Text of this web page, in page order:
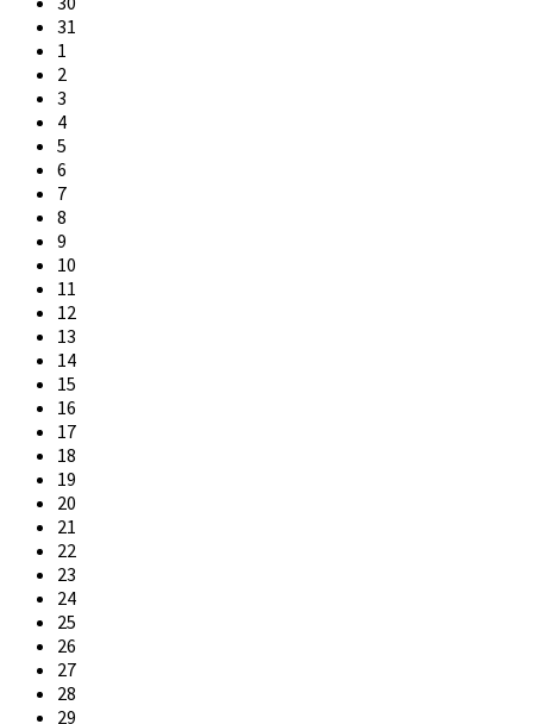
31
1
2
3
4
5
6
7
8
9
10
11
12
13
14
15
16
17
18
19
20
21
22
23
24
25
26
27
28
29